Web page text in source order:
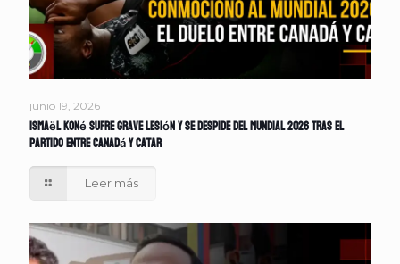
junio 19, 2026
Ismaël Koné sufre grave lesión y se despide del Mundial 2026 tras el
partido entre Canadá y Catar
Leer más